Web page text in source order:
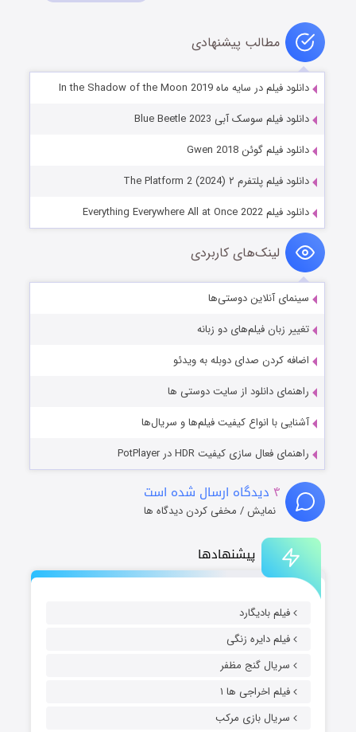
پیشنهادها
فیلم بادیگارد
فیلم دایره زنگی
سریال گنج مظفر
فیلم اخراجی ها ۱
سریال بازی مرکب
مطالب پیشنهادی
دانلود فیلم در سایه ماه In the Shadow of the Moon 2019
دانلود فیلم سوسک آبی Blue Beetle 2023
دانلود فیلم گوئن Gwen 2018
دانلود فیلم پلتفرم ۲ The Platform 2 (2024)
دانلود فیلم Everything Everywhere All at Once 2022
لینک‌های کاربردی
سینمای آنلاین دوستی‌ها
تغییر زبان فیلم‌های دو زبانه
اضافه کردن صدای دوبله به ویدئو
راهنمای دانلود از سایت دوستی ها
آشنایی با انواع کیفیت فیلم‌ها و سریال‌ها
راهنمای فعال سازی کیفیت HDR در PotPlayer
۴ دیدگاه ارسال شده است
نمایش / مخفی کردن دیدگاه ها